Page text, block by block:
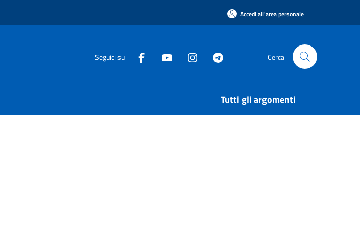
Accedi all'area personale
Seguici su Cerca
Tutti gli argomenti